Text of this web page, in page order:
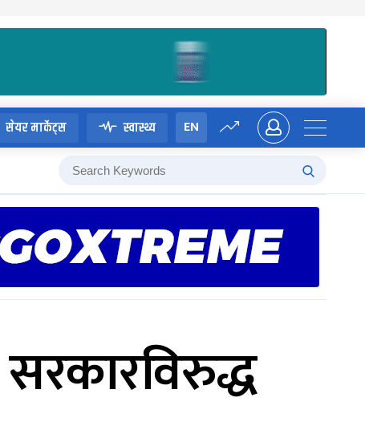
सेयर मार्केट्स स्वास्थ्य EN